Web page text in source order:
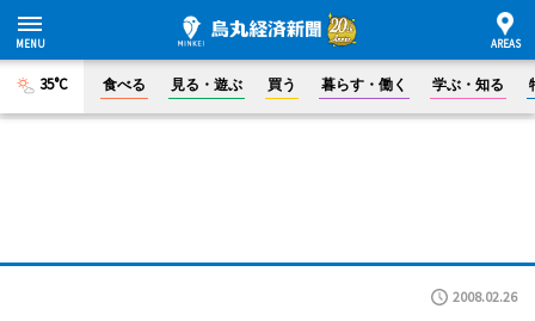
35°C 食べる 見る・遊ぶ 買う 暮らす・働く 学ぶ・知る
2008.02.26